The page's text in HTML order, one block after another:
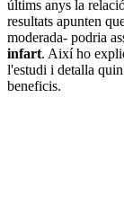
últims anys la
resultats apunten
moderada- podria
infart. Així ho
l'estudi i detalla
beneficis.